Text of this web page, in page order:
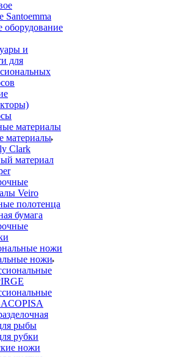
оборудование
и
для
материалы
Clark
материал
Veiro
полотенца
бумага
ножи
рыбы
рубки
ножи